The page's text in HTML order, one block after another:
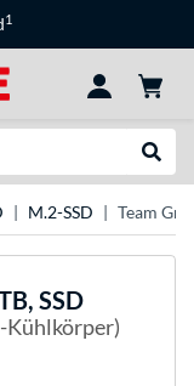
1
M.2-SSD Team
SSD
Kühlkörper)